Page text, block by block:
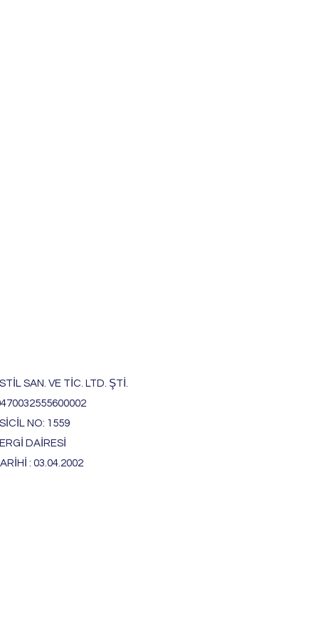
SAN. VE TİC. LTD. ŞTİ.
NO: 1559
DAİRESİ
: 03.04.2002